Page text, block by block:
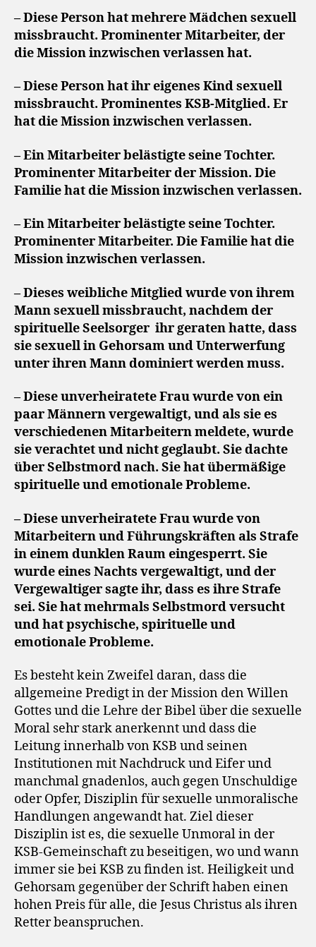
– Diese Person hat mehrere Mädchen sexuell
missbraucht. Prominenter Mitarbeiter, der
die Mission inzwischen verlassen hat.
– Diese Person hat ihr eigenes Kind sexuell
missbraucht. Prominentes KSB-Mitglied. Er
hat die Mission inzwischen verlassen.
– Ein Mitarbeiter belästigte seine Tochter.
Prominenter Mitarbeiter der Mission. Die
Familie hat die Mission inzwischen verlassen.
– Ein Mitarbeiter belästigte seine Tochter.
Prominenter Mitarbeiter. Die Familie hat die
Mission inzwischen verlassen.
– Dieses weibliche Mitglied wurde von ihrem
Mann sexuell missbraucht, nachdem der
spirituelle Seelsorger ihr geraten hatte, dass
sie sexuell in Gehorsam und Unterwerfung
unter ihren Mann dominiert werden muss.
– Diese unverheiratete Frau wurde von ein
paar Männern vergewaltigt, und als sie es
verschiedenen Mitarbeitern meldete, wurde
sie verachtet und nicht geglaubt. Sie dachte
über Selbstmord nach. Sie hat übermäßige
spirituelle und emotionale Probleme.
– Diese unverheiratete Frau wurde von
Mitarbeitern und Führungskräften als Strafe
in einem dunklen Raum eingesperrt. Sie
wurde eines Nachts vergewaltigt, und der
Vergewaltiger sagte ihr, dass es ihre Strafe
sei. Sie hat mehrmals Selbstmord versucht
und hat psychische, spirituelle und
emotionale Probleme.
Es besteht kein Zweifel daran, dass die
allgemeine Predigt in der Mission den Willen
Gottes und die Lehre der Bibel über die sexuelle
Moral sehr stark anerkennt und dass die
Leitung innerhalb von KSB und seinen
Institutionen mit Nachdruck und Eifer und
manchmal gnadenlos, auch gegen Unschuldige
oder Opfer, Disziplin für sexuelle unmoralische
Handlungen angewandt hat. Ziel dieser
Disziplin ist es, die sexuelle Unmoral in der
KSB-Gemeinschaft zu beseitigen, wo und wann
immer sie bei KSB zu finden ist. Heiligkeit und
Gehorsam gegenüber der Schrift haben einen
hohen Preis für alle, die Jesus Christus als ihren
Retter beanspruchen.